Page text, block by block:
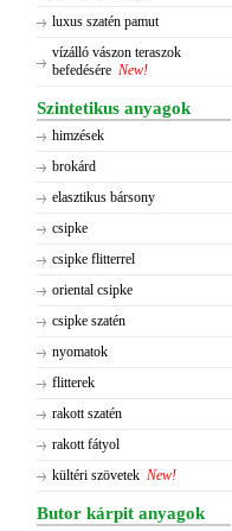
luxus szatén pamut
vízálló vászon teraszok
befedésére New!
Szintetikus anyagok
himzések
brokárd
elasztikus bársony
csipke
csipke flitterrel
oriental csipke
csipke szatén
nyomatok
flitterek
rakott szatén
rakott fátyol
kültéri szövetek New!
Butor kárpit anyagok